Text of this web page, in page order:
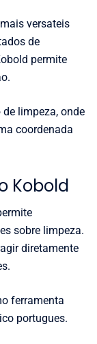
versateis
de
permite
limpeza, onde
coordenada
Kobold
sobre limpeza.
diretamente
ferramenta
portugues.